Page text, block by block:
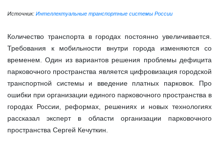
Источник: Интеллектуальные транспортные системы России
Количество транспорта в городах постоянно увеличивается.
Требования к мобильности внутри города изменяются со
временем. Один из вариантов решения проблемы дефицита
парковочного пространства является цифровизация городской
транспортной системы и введение платных парковок. Про
ошибки при организации единого парковочного пространства в
городах России, реформах, решениях и новых технологиях
рассказал эксперт в области организации парковочного
пространства Сергей Кечуткин.